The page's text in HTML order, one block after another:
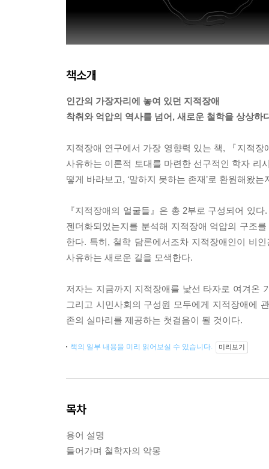
책소개
인간의 가장자리에 놓여 있던 지적장애
착취와 억압의 역사를 넘어, 새로운 철학을 상상하
지적장애 연구에서 가장 영향력 있는 책, 『지적
사유하는 이론적 토대를 마련한 선구적인 학자 리
떻게 바라보고, ‘말하지 못하는 존재’로 환원해왔
『지적장애의 얼굴들』은 총 2부로 구성되어 있
젠더화되었는지를 분석해 지적장애 억압의 구조
한다. 특히, 철학 담론에서조차 지적장애인이 비
사유하는 새로운 길을 모색한다.
저자는 지금까지 지적장애를 낯선 타자로 여겨온
그리고 시민사회의 구성원 모두에게 지적장애에
존의 실마리를 제공하는 첫걸음이 될 것이다.
책의 일부 내용을 미리 읽어보실 수 있습니다. 미리보기
목차
용어 설명
들어가며 철학자의 악몽